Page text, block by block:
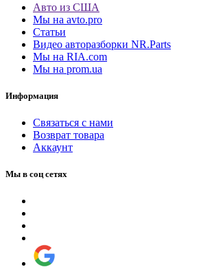
Авто из США
Мы на avto.pro
Статьи
Видео авторазборки NR.Parts
Мы на RIA.com
Мы на prom.ua
Информация
Связаться с нами
Возврат товара
Аккаунт
Мы в соц сетях